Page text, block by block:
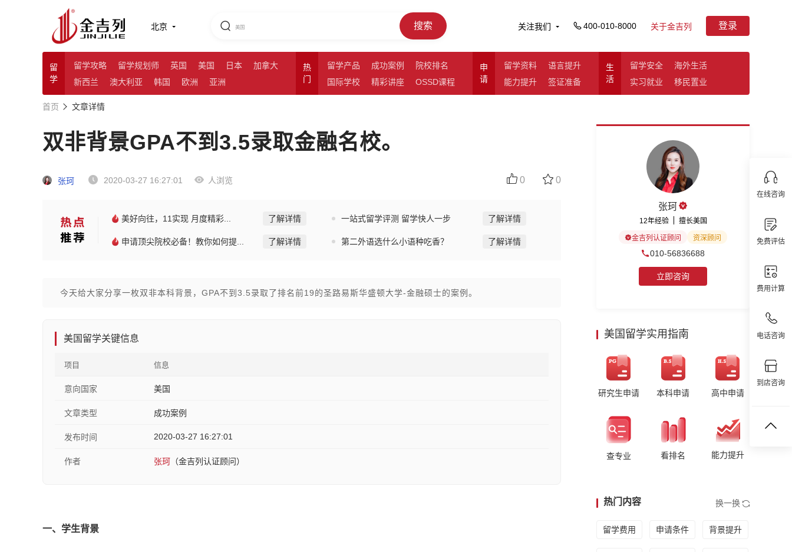
北京 搜索 关注我们 400-010-8000 关于金吉列 登录
留
学
留学攻略 留学规划师 英国 美国 日本
加拿大
新西兰
澳大利亚 韩国 欧洲 亚洲
热
门
留学产品 成功案例
院校排名
国际学校
精彩讲座 OSSD课程
申
请
留学资料
语言提升
能力提升
签证准备
生
活
留学安全
海外生活
实习就业
移民置业
在线咨询
免费评估
费用计算
电话咨询
到店咨询
首页 文章详情
双非背景GPA不到3.5录取金融名校。
张珂 2020-03-27 16:27:01 人浏览 0 0
美好向往，11实现 月度精彩... 了解详情 一站式留学评测 留学快人一步 了解详情
申请顶尖院校必备！教你如何提... 了解详情 第二外语选什么小语种吃香？ 了解详情
今天给大家分享一枚双非本科背景，GPA不到3.5录取了排名前19的圣路易斯华盛顿大学-金融硕士的案例。
美国留学关键信息
项目 信息
意向国家 美国
文章类型 成功案例
发布时间 2020-03-27 16:27:01
作者 张珂 （金吉列认证顾问）
一、学生背景
张珂
12年经验 擅长美国
金吉列认证顾问 资深顾问
010-56836688
立即咨询
美国留学实用指南
研究生申请 本科申请 高中申请
查专业 看排名 能力提升
热门内容 换一换
留学费用 申请条件 背景提升